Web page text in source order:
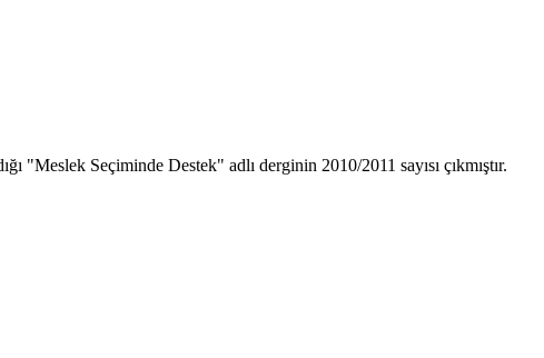
Seçiminde Destek" adlı derginin 2010/2011 sayısı çıkmıştır.